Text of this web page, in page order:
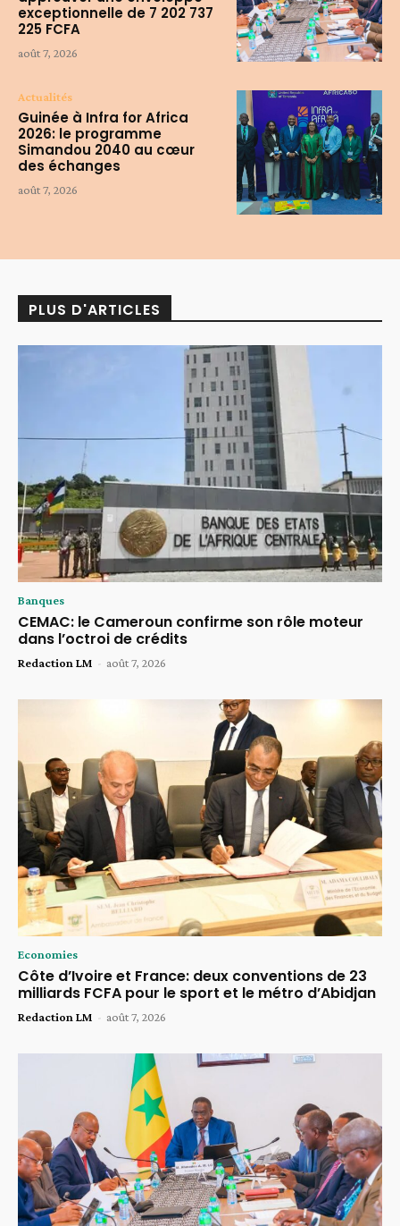
exceptionnelle de 7 202 737
225 FCFA
août 7, 2026
Actualités
Guinée à Infra for Africa
2026: le programme
Simandou 2040 au cœur
des échanges
août 7, 2026
PLUS D'ARTICLES
Banques
CEMAC: le Cameroun confirme son rôle moteur
dans l’octroi de crédits
Redaction LM - août 7, 2026
Economies
Côte d’Ivoire et France: deux conventions de 23
milliards FCFA pour le sport et le métro d’Abidjan
Redaction LM - août 7, 2026